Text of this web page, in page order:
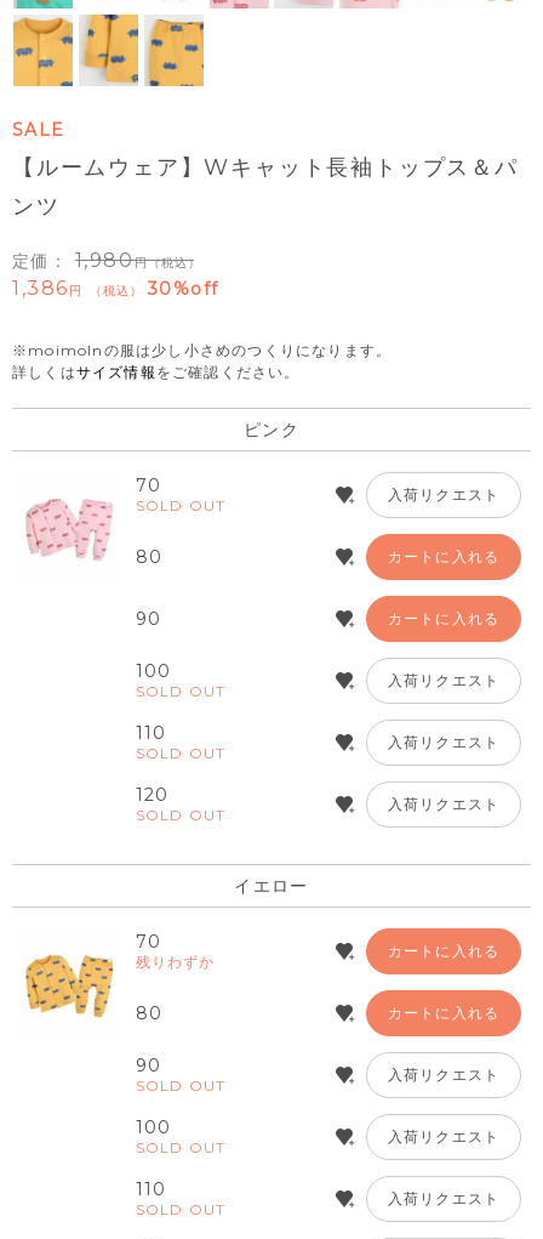
SALE
【ルームウェア】Wキャット長袖トップス＆パ
ンツ
定価： 1,980 （税込）
1,386 税込 30%off
※moimolnの服は少し小さめのつくりになります。
詳しくはサイズ情報 をご確認ください。
ピンク
70
SOLD OUT
入荷リクエスト
80 カートに入れる
90 カートに入れる
100
SOLD OUT
入荷リクエスト
110
SOLD OUT
入荷リクエスト
120
SOLD OUT
入荷リクエスト
イエロー
70
残りわずか
カートに入れる
80 カートに入れる
90
SOLD OUT
入荷リクエスト
100
SOLD OUT
入荷リクエスト
110
SOLD OUT
入荷リクエスト